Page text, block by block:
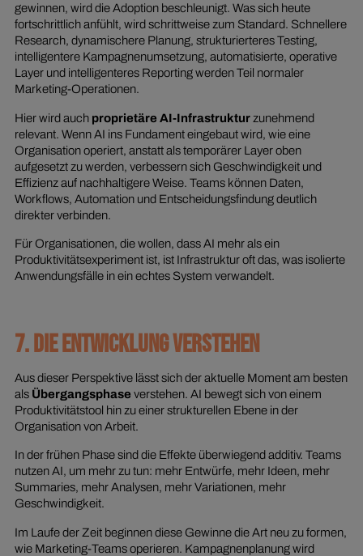
gewinnen, wird die Adoption beschleunigt. Was sich heute
fortschrittlich anfühlt, wird schrittweise zum Standard. Schnellere
Research, dynamischere Planung, strukturierteres Testing,
intelligentere Kampagnenumsetzung, automatisierte, operative
Layer und intelligenteres Reporting werden Teil normaler
Marketing-Operationen.
Hier wird auch proprietäre AI-Infrastrukturzunehmend
relevant. Wenn AI ins Fundament eingebaut wird, wie eine
Organisation operiert, anstatt als temporärer Layer oben
aufgesetzt zu werden, verbessern sich Geschwindigkeit und
Effizienz auf nachhaltigere Weise. Teams können Daten,
Workflows, Automation und Entscheidungsfindung deutlich
direkter verbinden.
Für Organisationen, die wollen, dass AI mehr als ein
Produktivitätsexperiment ist, ist Infrastruktur oft das, was isolierte
Anwendungsfälle in ein echtes System verwandelt.
7. DIE ENTWICKLUNG VERSTEHEN
Aus dieser Perspektive lässt sich der aktuelle Moment am besten
als Übergangsphase verstehen. AI bewegt sich von einem
Produktivitätstool hin zu einer strukturellen Ebene in der
Organisation von Arbeit.
In der frühen Phase sind die Effekte überwiegend additiv. Teams
nutzen AI, um mehr zu tun: mehr Entwürfe, mehr Ideen, mehr
Summaries, mehr Analysen, mehr Variationen, mehr
Geschwindigkeit.
Im Laufe der Zeit beginnen diese Gewinne die Art neu zu formen,
wie Marketing-Teams operieren. Kampagnenplanung wird